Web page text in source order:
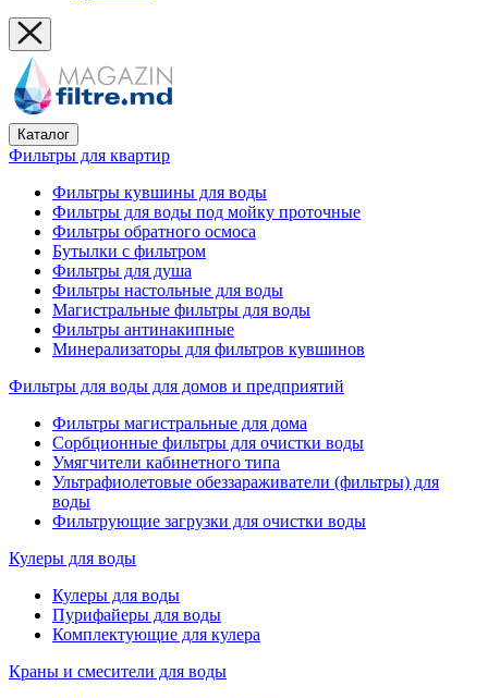
Каталог
Фильтры для квартир
Фильтры кувшины для воды
Фильтры для воды под мойку проточные
Фильтры обратного осмоса
Бутылки с фильтром
Фильтры для душа
Фильтры настольные для воды
Магистральные фильтры для воды
Фильтры антинакипные
Минерализаторы для фильтров кувшинов
Фильтры для воды для домов и предприятий
Фильтры магистральные для дома
Сорбционные фильтры для очистки воды
Умягчители кабинетного типа
Ультрафиолетовые обеззараживатели (фильтры) для
воды
Фильтрующие загрузки для очистки воды
Кулеры для воды
Кулеры для воды
Пурифайеры для воды
Комплектующие для кулера
Краны и смесители для воды